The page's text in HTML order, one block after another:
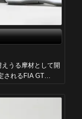
うる摩材として開
されるFIA GT…